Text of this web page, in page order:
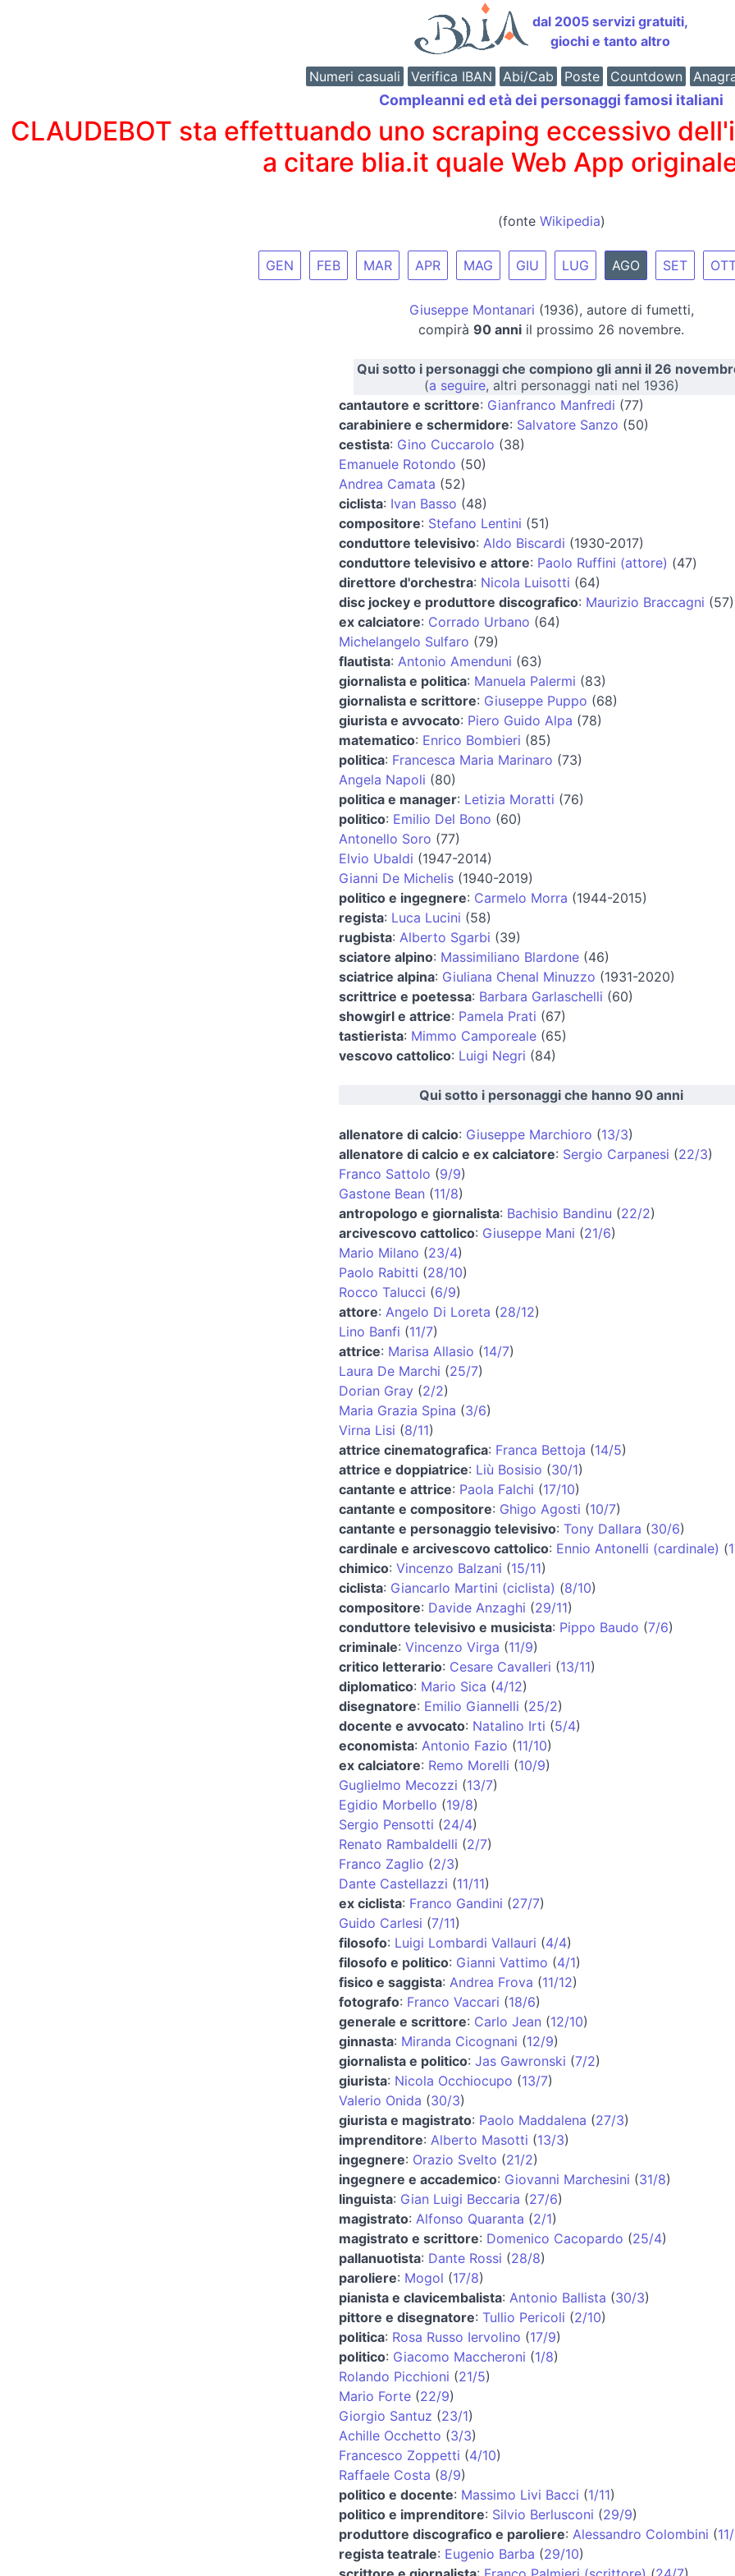
dal 2005 servizi gratuiti,
giochi e tanto altro
Numeri casuali Verifica IBAN Abi/Cab Poste Countdown
Compleanni ed età dei personaggi famosi italiani
CLAUDEBOT sta effettuando uno scraping eccessivo
a citare blia.it quale Web App
(fonte Wikipedia)
GEN FEB MAR APR MAG GIU LUG AGO SET
Giuseppe Montanari (1936), autore di fumetti,
compirà 90 anni il prossimo 26 novembre.
Qui sotto i personaggi che compiono gli anni il 26
(a seguire, altri personaggi nati nel 1936)
cantautore e scrittore: Gianfranco Manfredi (77)
carabiniere e schermidore: Salvatore Sanzo (50)
cestista: Gino Cuccarolo (38)
Emanuele Rotondo (50)
Andrea Camata (52)
ciclista: Ivan Basso (48)
compositore: Stefano Lentini (51)
conduttore televisivo: Aldo Biscardi (1930-2017)
conduttore televisivo e attore: Paolo Ruffini (attore) (47)
direttore d'orchestra: Nicola Luisotti (64)
disc jockey e produttore discografico: Maurizio Braccagni (57)
ex calciatore: Corrado Urbano (64)
Michelangelo Sulfaro (79)
flautista: Antonio Amenduni (63)
giornalista e politica: Manuela Palermi (83)
giornalista e scrittore: Giuseppe Puppo (68)
giurista e avvocato: Piero Guido Alpa (78)
matematico: Enrico Bombieri (85)
politica: Francesca Maria Marinaro (73)
Angela Napoli (80)
politica e manager: Letizia Moratti (76)
politico: Emilio Del Bono (60)
Antonello Soro (77)
Elvio Ubaldi (1947-2014)
Gianni De Michelis (1940-2019)
politico e ingegnere: Carmelo Morra (1944-2015)
regista: Luca Lucini (58)
rugbista: Alberto Sgarbi (39)
sciatore alpino: Massimiliano Blardone (46)
sciatrice alpina: Giuliana Chenal Minuzzo (1931-2020)
scrittrice e poetessa: Barbara Garlaschelli (60)
showgirl e attrice: Pamela Prati (67)
tastierista: Mimmo Camporeale (65)
vescovo cattolico: Luigi Negri (84)
Qui sotto i personaggi che hanno 90 anni
allenatore di calcio: Giuseppe Marchioro (13/3)
allenatore di calcio e ex calciatore: Sergio Carpanesi (22/3)
Franco Sattolo (9/9)
Gastone Bean (11/8)
antropologo e giornalista: Bachisio Bandinu (22/2)
arcivescovo cattolico: Giuseppe Mani (21/6)
Mario Milano (23/4)
Paolo Rabitti (28/10)
Rocco Talucci (6/9)
attore: Angelo Di Loreta (28/12)
Lino Banfi (11/7)
attrice: Marisa Allasio (14/7)
Laura De Marchi (25/7)
Dorian Gray (2/2)
Maria Grazia Spina (3/6)
Virna Lisi (8/11)
attrice cinematografica: Franca Bettoja (14/5)
attrice e doppiatrice: Liù Bosisio (30/1)
cantante e attrice: Paola Falchi (17/10)
cantante e compositore: Ghigo Agosti (10/7)
cantante e personaggio televisivo: Tony Dallara (30/6)
cardinale e arcivescovo cattolico: Ennio Antonelli (cardinale) (
chimico: Vincenzo Balzani (15/11)
ciclista: Giancarlo Martini (ciclista) (8/10)
compositore: Davide Anzaghi (29/11)
conduttore televisivo e musicista: Pippo Baudo (7/6)
criminale: Vincenzo Virga (11/9)
critico letterario: Cesare Cavalleri (13/11)
diplomatico: Mario Sica (4/12)
disegnatore: Emilio Giannelli (25/2)
docente e avvocato: Natalino Irti (5/4)
economista: Antonio Fazio (11/10)
ex calciatore: Remo Morelli (10/9)
Guglielmo Mecozzi (13/7)
Egidio Morbello (19/8)
Sergio Pensotti (24/4)
Renato Rambaldelli (2/7)
Franco Zaglio (2/3)
Dante Castellazzi (11/11)
ex ciclista: Franco Gandini (27/7)
Guido Carlesi (7/11)
filosofo: Luigi Lombardi Vallauri (4/4)
filosofo e politico: Gianni Vattimo (4/1)
fisico e saggista: Andrea Frova (11/12)
fotografo: Franco Vaccari (18/6)
generale e scrittore: Carlo Jean (12/10)
ginnasta: Miranda Cicognani (12/9)
giornalista e politico: Jas Gawronski (7/2)
giurista: Nicola Occhiocupo (13/7)
Valerio Onida (30/3)
giurista e magistrato: Paolo Maddalena (27/3)
imprenditore: Alberto Masotti (13/3)
ingegnere: Orazio Svelto (21/2)
ingegnere e accademico: Giovanni Marchesini (31/8)
linguista: Gian Luigi Beccaria (27/6)
magistrato: Alfonso Quaranta (2/1)
magistrato e scrittore: Domenico Cacopardo (25/4)
pallanuotista: Dante Rossi (28/8)
paroliere: Mogol (17/8)
pianista e clavicembalista: Antonio Ballista (30/3)
pittore e disegnatore: Tullio Pericoli (2/10)
politica: Rosa Russo Iervolino (17/9)
politico: Giacomo Maccheroni (1/8)
Rolando Picchioni (21/5)
Mario Forte (22/9)
Giorgio Santuz (23/1)
Achille Occhetto (3/3)
Francesco Zoppetti (4/10)
Raffaele Costa (8/9)
politico e docente: Massimo Livi Bacci (1/11)
politico e imprenditore: Silvio Berlusconi (29/9)
produttore discografico e paroliere: Alessandro Colombini (
regista teatrale: Eugenio Barba (29/10)